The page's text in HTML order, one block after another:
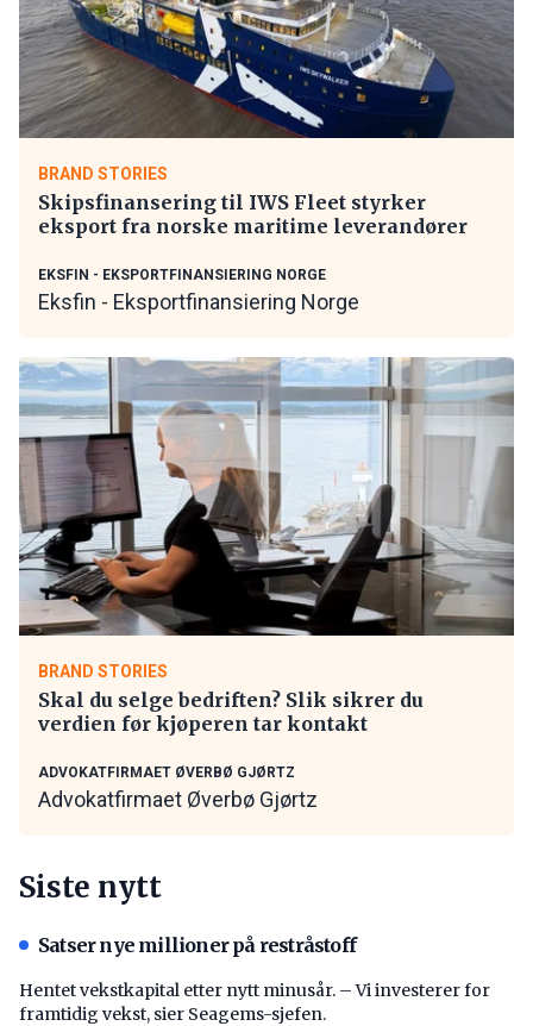
BRAND STORIES
Skipsfinansering til IWS Fleet styrker
eksport fra norske maritime leverandører
EKSFIN - EKSPORTFINANSIERING NORGE
Eksfin - Eksportfinansiering Norge
BRAND STORIES
Skal du selge bedriften? Slik sikrer du
verdien før kjøperen tar kontakt
ADVOKATFIRMAET ØVERBØ GJØRTZ
Advokatfirmaet Øverbø Gjørtz
Siste nytt
Satser nye millioner på restråstoff
Hentet vekstkapital etter nytt minusår. – Vi investerer for
framtidig vekst, sier Seagems-sjefen.